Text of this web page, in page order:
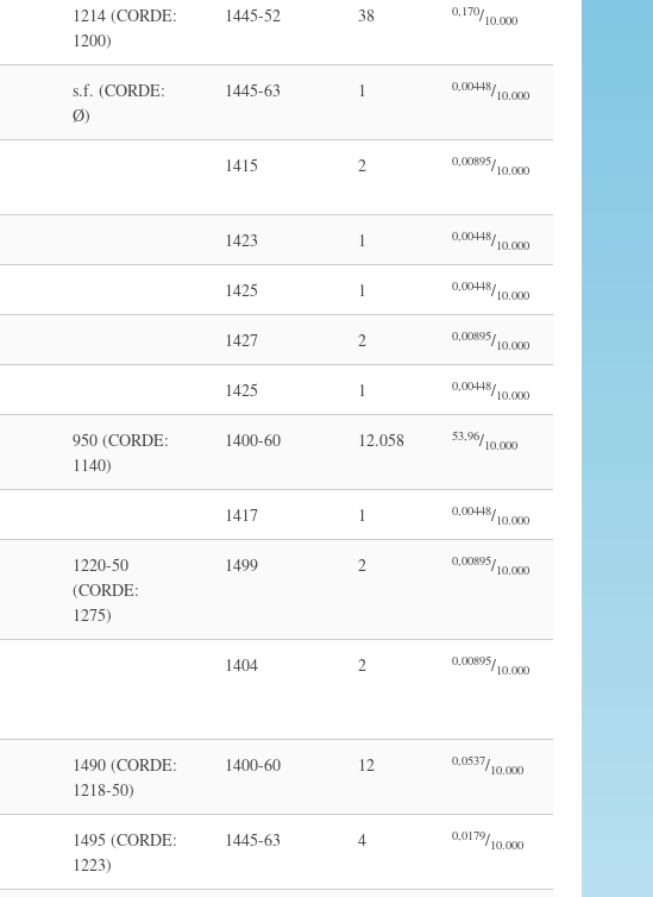
1214 (CORDE:
1200)
1445-52 38 0,170/10.000
s.f. (CORDE:
Ø)
1445-63 1 0,00448/10.000
1415 2 0,00895/10.000
1423 1 0,00448/10.000
1425 1 0,00448/10.000
1427 2 0,00895/10.000
1425 1 0,00448/10.000
950 (CORDE:
1140)
1400-60 12.058 53,96/10.000
1417 1 0,00448/10.000
1220-50
(CORDE:
1275)
1499 2 0,00895/10.000
1404 2 0,00895/10.000
1490 (CORDE:
1218-50)
1400-60 12 0,0537/10.000
1495 (CORDE:
1223)
1445-63 4 0,0179/10.000